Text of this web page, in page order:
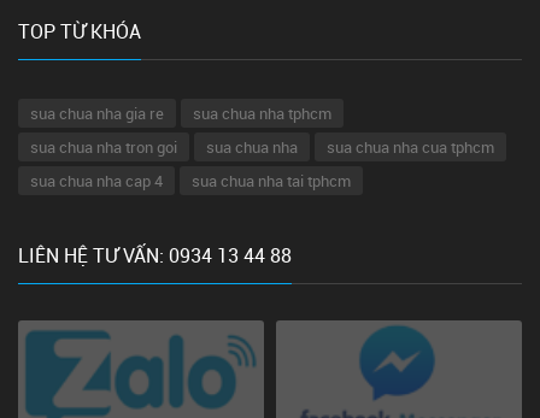
TOP TỪ KHÓA
sua chua nha gia re
sua chua nha tphcm
sua chua nha tron goi
sua chua nha
sua chua nha cua tphcm
sua chua nha cap 4
sua chua nha tai tphcm
LIÊN HỆ TƯ VẤN: 0934 13 44 88